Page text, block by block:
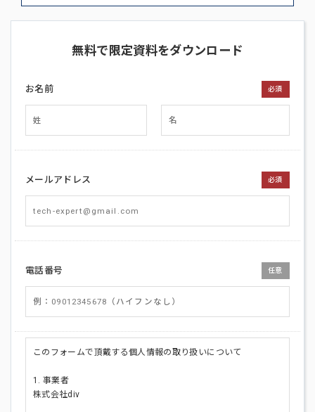
無料で限定資料をダウンロード
お名前 必須
メールアドレス 必須
電話番号 任意
このフォームで頂戴する個人情報の取り扱いについて
1. 事業者
株式会社div